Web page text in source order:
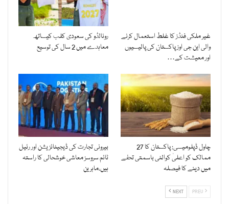
غیر ملکی فنڈز کا غلط استعمال کرنے
والی این جی اوز پاکستان کی پالیسیوں
اور معیشت کے…
رونالڈو کی سعودی کلب کیساتھ
معاہدے میں 2 سال کی توسیع
چاول ڈپلومیسی: پاکستان کا 27
ممالک کو اعلیٰ کوالٹی باسمتی تحفے
میں دینے کا فیصلہ
بیرونی تجارت کی ڈیجیٹائزیشن اور رئیل
ٹائم سروسز معاشی خوشحالی کا راستہ
ہیں،ماہرین
NEXT